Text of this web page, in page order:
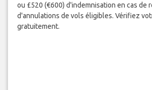
ou £520 (€600) d'indemnisation en cas de
d'annulations de vols éligibles. Vérifiez
gratuitement.